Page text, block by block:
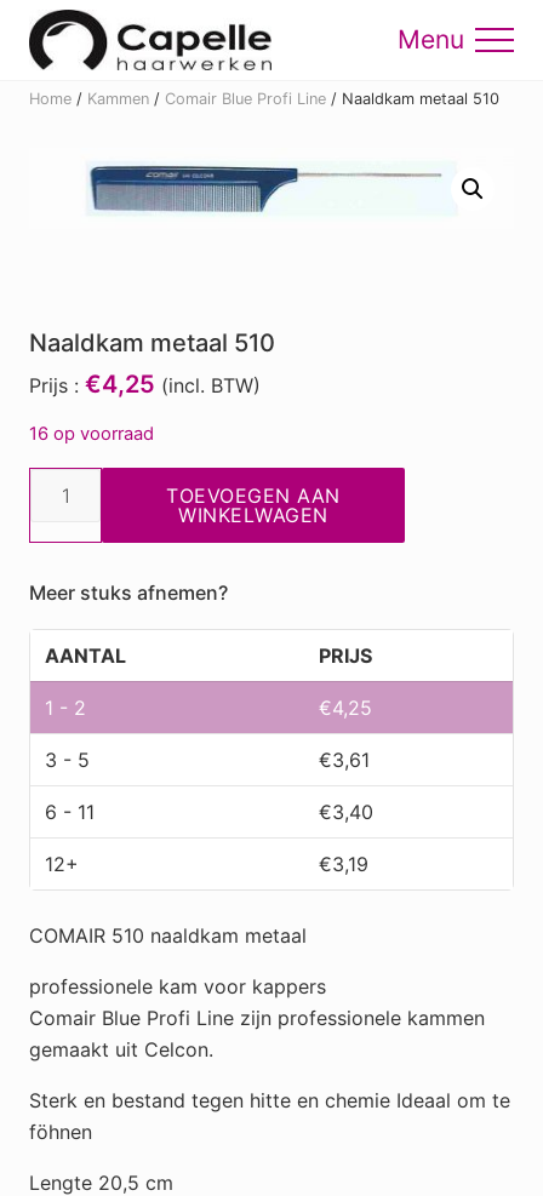
Menu
Skip
content
Skip
Menu
Home / Kammen / Comair Blue Profi Line / Naaldkam metaal 510
Naaldkam metaal 510
Prijs : €4,25 (incl. BTW)
16 op voorraad
Naaldkam
510
TOEVOEGEN AAN
WINKELWAGEN
Meer stuks afnemen?
AANTAL PRIJS
1 - 2 €4,25
3 - 5 €3,61
6 - 11 €3,40
12+ €3,19
COMAIR 510 naaldkam metaal
professionele kam voor kappers
Comair Blue Profi Line zijn professionele kammen
gemaakt uit Celcon.
Sterk en bestand tegen hitte en chemie Ideaal om te
föhnen
Lengte 20,5 cm